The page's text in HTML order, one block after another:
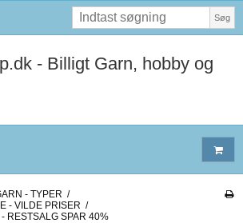
Søg
- Billigt Garn, hobby og
- TYPER /
- VILDE PRISER /
RESTSALG SPAR 40%